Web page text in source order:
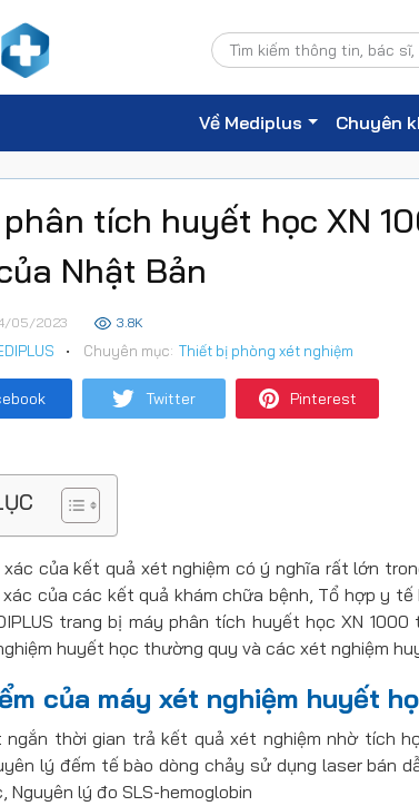
Về Mediplus Chuyên
tích huyết học XN
Nhật Bản
05/2023 3.8K
• Chuyên mục: Thiết bị phòng xét nghiệm
Twitter Pinterest
xác của kết quả xét nghiệm có ý nghĩa rất lớn
của các kết quả khám chữa bệnh, Tổ hợp y
trang bị máy phân tích huyết học XN
huyết học thường quy và các xét nghiệm
của máy xét nghiệm huyết
ngắn thời gian trả kết quả xét nghiệm nhờ tích
lý đếm tế bào dòng chảy sử dụng laser bán
Nguyên lý đo SLS-hemoglobin